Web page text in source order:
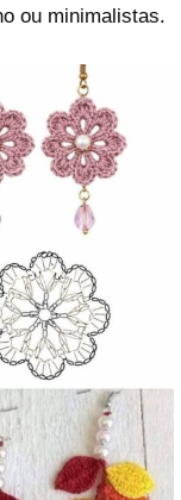
ou minimalistas.